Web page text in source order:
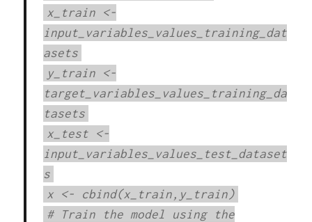
x_train <-
input_variables_values_training_dat
asets
y_train <-
target_variables_values_training_da
tasets
x_test <-
input_variables_values_test_dataset
s
x <- cbind(x_train,y_train)
# Train the model using the